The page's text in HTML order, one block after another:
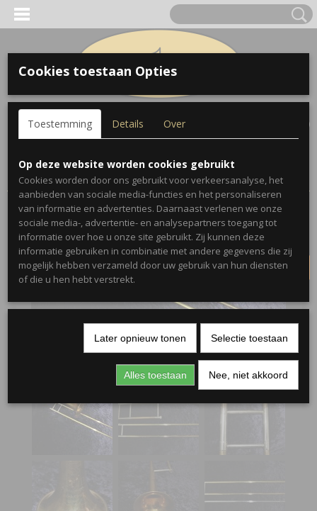
Inloggen Registreren
(0)
Home >Trombones>Martin>Martin Committee Handcraft
1939 Trombone
VERKOCHT
Cookies toestaan Opties
Toestemming Details Over
Op deze website worden cookies gebruikt
Cookies worden door ons gebruikt voor verkeersanalyse, het
aanbieden van sociale media-functies en het personaliseren
van informatie en advertenties. Daarnaast verlenen we onze
sociale media-, advertentie- en analysepartners toegang tot
informatie over hoe u onze site gebruikt. Zij kunnen deze
informatie gebruiken in combinatie met andere gegevens die zij
mogelijk hebben verzameld door uw gebruik van hun diensten
of die u hen hebt verstrekt.
Later opnieuw tonen Selectie toestaan
Alles toestaan Nee, niet akkoord